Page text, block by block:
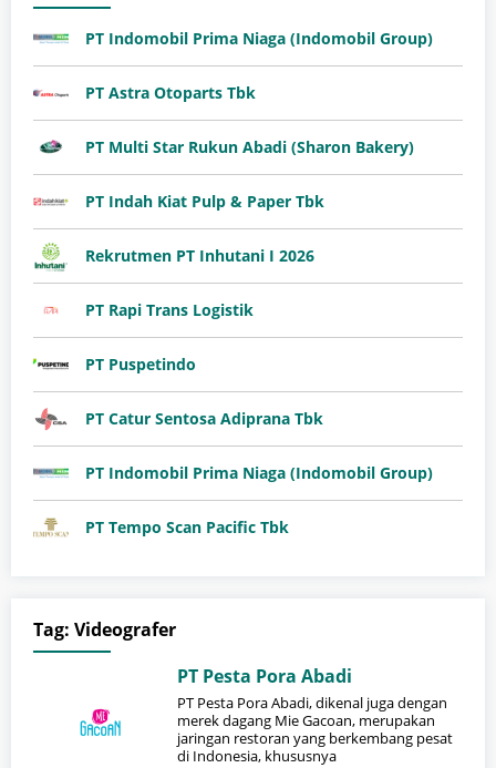
PT Indomobil Prima Niaga (Indomobil Group)
PT Astra Otoparts Tbk
PT Multi Star Rukun Abadi (Sharon Bakery)
PT Indah Kiat Pulp & Paper Tbk
Rekrutmen PT Inhutani I 2026
PT Rapi Trans Logistik
PT Puspetindo
PT Catur Sentosa Adiprana Tbk
PT Indomobil Prima Niaga (Indomobil Group)
PT Tempo Scan Pacific Tbk
Tag: Videografer
PT Pesta Pora Abadi
PT Pesta Pora Abadi, dikenal juga dengan
merek dagang Mie Gacoan, merupakan
jaringan restoran yang berkembang pesat
di Indonesia, khususnya